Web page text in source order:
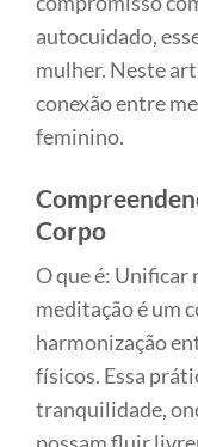
autocuidado,
mulher. Neste
conexão entre
feminino.
Corpo
O que é: Unificar
meditação é um
harmonização
físicos. Essa
tranquilidade,